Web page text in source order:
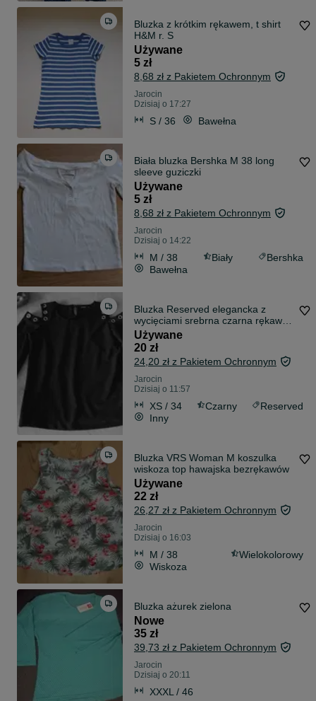
Bluzka z krótkim rękawem, t shirt
H&M r. S
Używane
5 zł
8,68 zł z Pakietem Ochronnym
Jarocin
Dzisiaj o 17:27
S / 36 Bawełna
Biała bluzka Bershka M 38 long
sleeve guziczki
Używane
5 zł
8,68 zł z Pakietem Ochronnym
Jarocin
Dzisiaj o 14:22
M / 38 Biały
Bershka
Bawełna
Bluzka Reserved elegancka z
wycięciami srebrna czarna rękaw
3/4
Używane
20 zł
24,20 zł z Pakietem Ochronnym
Jarocin
Dzisiaj o 11:57
XS / 34 Czarny
Reserved
Inny
Bluzka VRS Woman M koszulka
wiskoza top hawajska bezrękawów
Używane
22 zł
26,27 zł z Pakietem Ochronnym
Jarocin
Dzisiaj o 16:03
M / 38
Wielokolorowy
Wiskoza
Bluzka ażurek zielona
Nowe
35 zł
39,73 zł z Pakietem Ochronnym
Jarocin
Dzisiaj o 20:11
XXXL / 46